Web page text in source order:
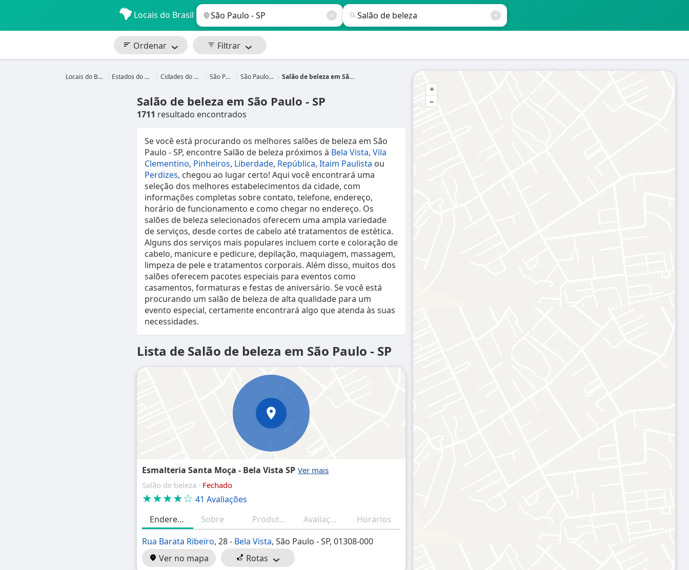
Locais do Brasil
Ordenar Filtrar
Locais do Brasil Estados do Brasil Cidades do Brasil São Paulo São Paulo - SP Salão de beleza em São Paulo - SP
Salão de beleza em São Paulo - SP
1711 resultado encontrados
Se você está procurando os melhores salões de beleza em São
Paulo - SP, encontre Salão de beleza próximos à Bela Vista,Vila
Clementino, Pinheiros, Liberdade, República,Itaim Paulista ou
Perdizes, chegou ao lugar certo! Aqui você encontrará uma
seleção dos melhores estabelecimentos da cidade, com
informações completas sobre contato, telefone, endereço,
horário de funcionamento e como chegar no endereço. Os
salões de beleza selecionados oferecem uma ampla variedade
de serviços, desde cortes de cabelo até tratamentos de estética.
Alguns dos serviços mais populares incluem corte e coloração de
cabelo, manicure e pedicure, depilação, maquiagem, massagem,
limpeza de pele e tratamentos corporais. Além disso, muitos dos
salões oferecem pacotes especiais para eventos como
casamentos, formaturas e festas de aniversário. Se você está
procurando um salão de beleza de alta qualidade para um
evento especial, certamente encontrará algo que atenda às suas
necessidades.
Lista de Salão de beleza em São Paulo - SP
Esmalteria Santa Moça - Bela Vista SP
Salão de beleza · Fechado
★★★★☆ 41 Avaliações
Endereço
Sobre Produtos/Serviços Avaliações (resumo)
Horários
Rua Barata Ribeiro, 28 - Bela Vista, São Paulo - SP, 01308-000
Ver no mapa
Rotas
+
–